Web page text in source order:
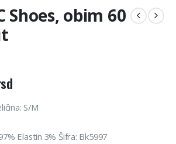
Shoes, obim 60
Trenutna
cena
je:S/M
Elastin 3% Šifra: Bk5997